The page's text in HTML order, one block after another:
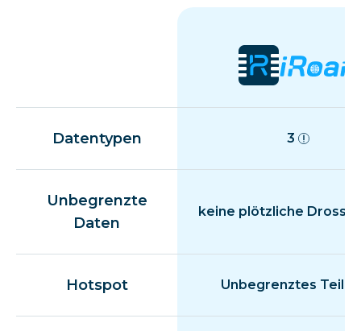
Datentypen 3
Unbegrenzte
Daten
keine plötzliche
Hotspot Unbegrenztes Teilen